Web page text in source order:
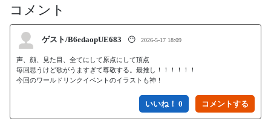
コメント
ゲスト/B6edaopUE683 😶 2026-5-17 18:09
声、顔、見た目、全てにして原点にして頂点
毎回思うけど歌がうますぎて尊敬する。最推し！！！！！！
今回のワールドリンクイベントのイラストも神！
いいね！ 0